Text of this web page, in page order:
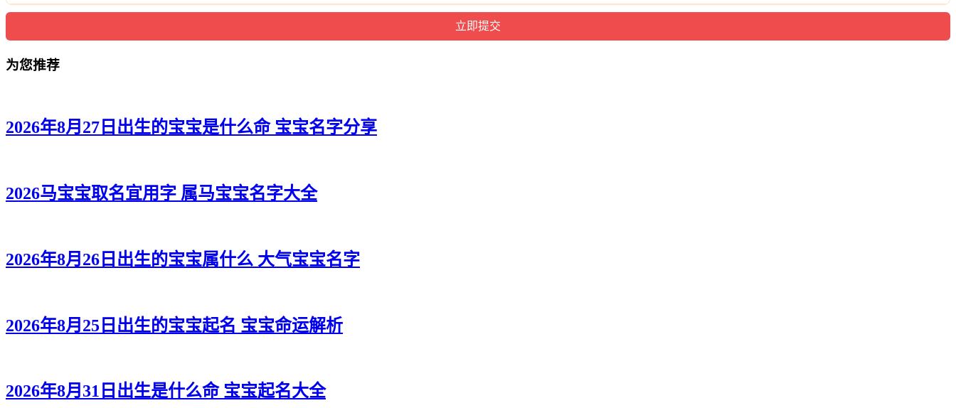
为您推荐
2026年8月27日出生的宝宝是什么命 宝宝名字分享
2026马宝宝取名宜用字 属马宝宝名字大全
2026年8月26日出生的宝宝属什么 大气宝宝名字
2026年8月25日出生的宝宝起名 宝宝命运解析
2026年8月31日出生是什么命 宝宝起名大全